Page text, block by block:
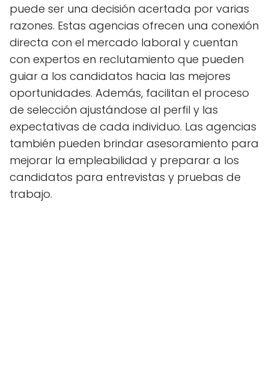
puede ser una decisión acertada por varias
razones. Estas agencias ofrecen una conexión
directa con el mercado laboral y cuentan
con expertos en reclutamiento que pueden
guiar a los candidatos hacia las mejores
oportunidades. Además, facilitan el proceso
de selección ajustándose al perfil y las
expectativas de cada individuo. Las agencias
también pueden brindar asesoramiento para
mejorar la empleabilidad y preparar a los
candidatos para entrevistas y pruebas de
trabajo.